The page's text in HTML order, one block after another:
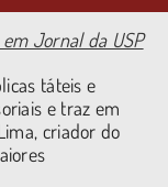
Jornal da USP
táteis e
e traz em
criador do